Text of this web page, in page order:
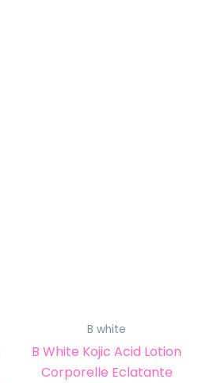
B white
B White Kojic Acid Lotion
Corporelle Eclatante